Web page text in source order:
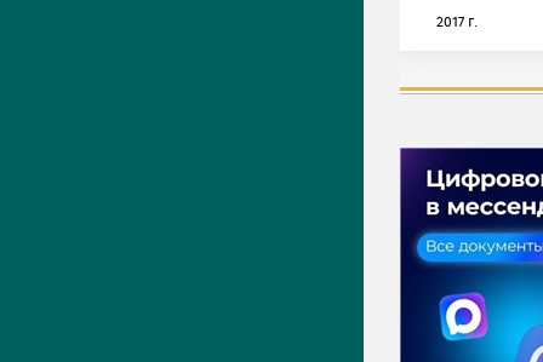
2017 г.